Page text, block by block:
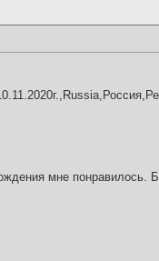
мне понравилось.